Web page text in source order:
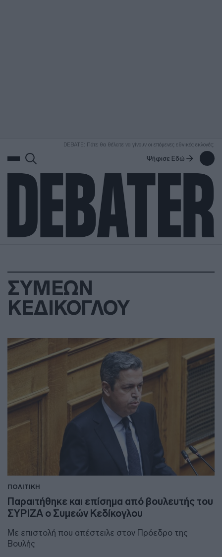
DEBATE: Πότε θα θέλατε να γίνουν οι επόμενες εθνικές εκλογές;
Ψήφισε Εδώ
ΣΥΜΕΩΝ
ΚΕΔΙΚΟΓΛΟΥ
ΠΟΛΙΤΙΚΗ
Παραιτήθηκε και επίσημα από βουλευτής του
ΣΥΡΙΖΑ ο Συμεών Κεδίκογλου
Με επιστολή που απέστειλε στον Πρόεδρο της
Βουλής